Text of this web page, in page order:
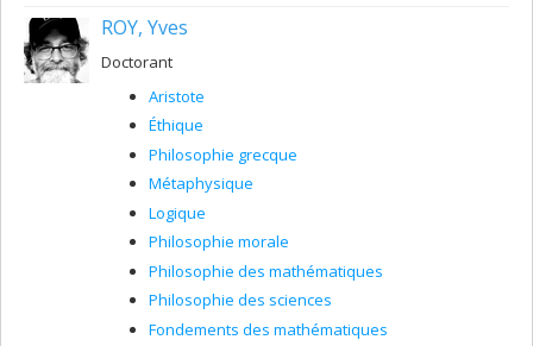
ROY, Yves
Doctorant
Aristote
Éthique
Philosophie grecque
Métaphysique
Logique
Philosophie morale
Philosophie des mathématiques
Philosophie des sciences
Fondements des mathématiques